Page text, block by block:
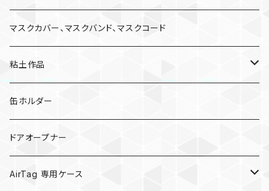
マスクカバー、マスクバンド、マスクコード
粘土作品
亀
キノコ
缶ホルダー
ドアオープナー
AirTag 専用ケース